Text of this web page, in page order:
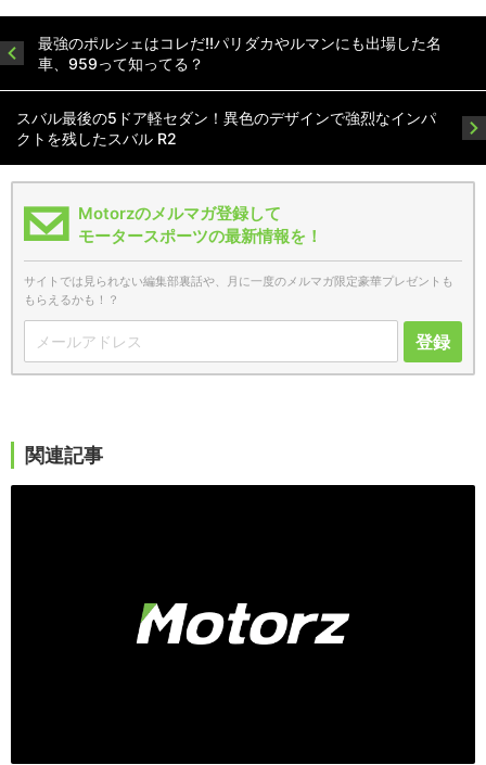
最強のポルシェはコレだ!!パリダカやルマンにも出場した名
車、959って知ってる？
スバル最後の5ドア軽セダン！異色のデザインで強烈なインパ
クトを残したスバル R2
Motorzのメルマガ登録して
モータースポーツの最新情報を！
サイトでは見られない編集部裏話や、月に一度のメルマガ限定豪華プレゼントも
もらえるかも！？
登録
関連記事